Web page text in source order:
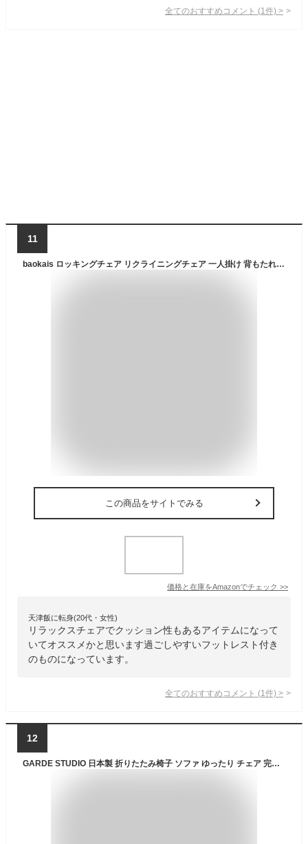
全てのおすすめコメント (1 件) >
11
baokais ロッキングチェア リクライニングチェア 一人掛け 背もたれ 3 段階調節 折りたたみ可能 ロッキングチェア 室内 読書 椅子 北欧 ゆったり 通気性 伸縮式フットレスト リラックス 一人暮らし ひとりがけ椅子 組み立てが簡単 客間 寝室 家庭用(フットレスト付き,ホワイト)
この商品をサイトでみる
価格と在庫をAmazonでチェック >>
天津飯に転身(20代・女性)
リラックスチェアでクッション性もあるアイテムになって
いてオススメかと思います過ごしやすいフットレスト付き
のものになっています。
全てのおすすめコメント (1 件) >
12
GARDE STUDIO 日本製 折りたたみ椅子 ソファ ゆったり チェア 完成品 自立 レザー 厚張り 1人用 座高37cm リベル NT-FC-22022 (グリーン)